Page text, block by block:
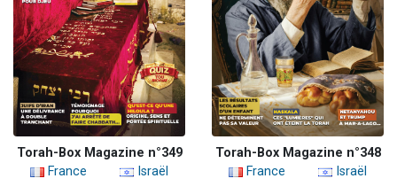
Torah-Box Magazine n°349
France
Israël
Torah-Box Magazine n°348
France
Israël